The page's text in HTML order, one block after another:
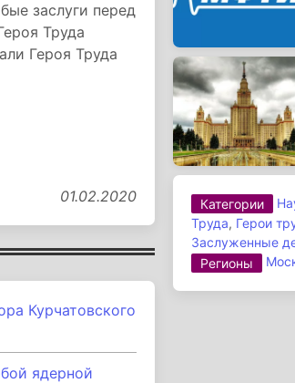
заслуги перед
Труда
Героя Труда
01.02.2020
Курчатовского
ядерной
Категории
Труда, Герои
Заслуженные
Регионы